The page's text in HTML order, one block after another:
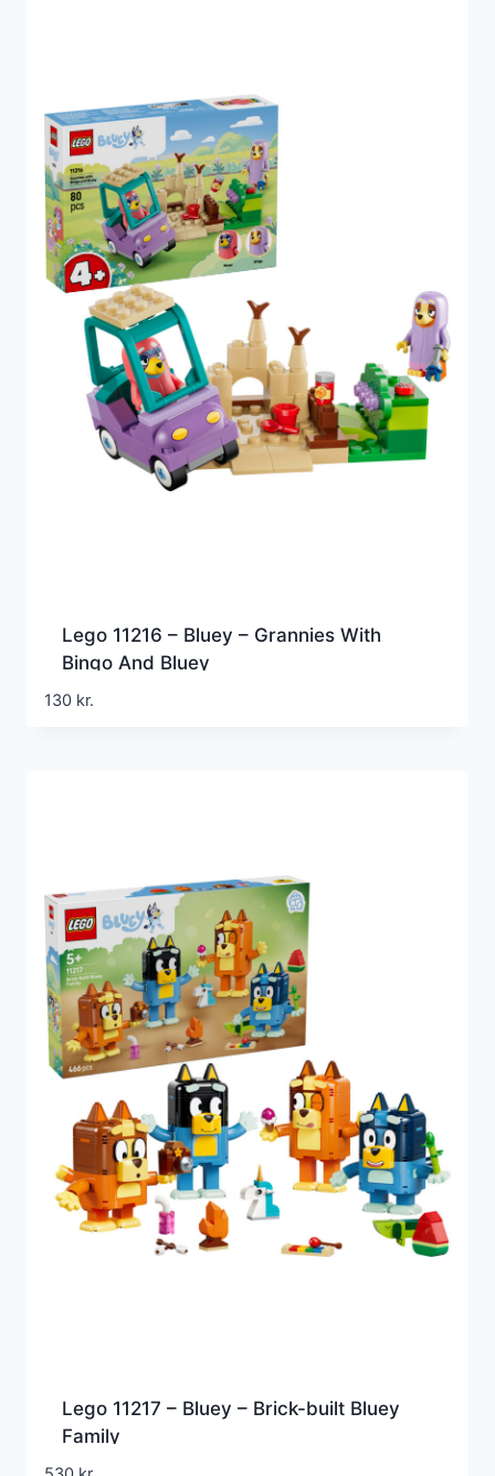
Lego 11216 – Bluey – Grannies With
Bingo And Bluey
130 kr.
Lego 11217 – Bluey – Brick-built Bluey
Family